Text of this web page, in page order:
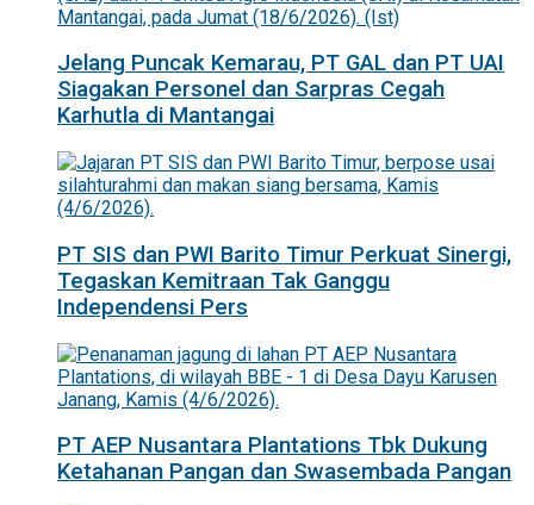
Jelang Puncak Kemarau, PT GAL dan PT UAI
Siagakan Personel dan Sarpras Cegah
Karhutla di Mantangai
PT SIS dan PWI Barito Timur Perkuat Sinergi,
Tegaskan Kemitraan Tak Ganggu
Independensi Pers
PT AEP Nusantara Plantations Tbk Dukung
Ketahanan Pangan dan Swasembada Pangan